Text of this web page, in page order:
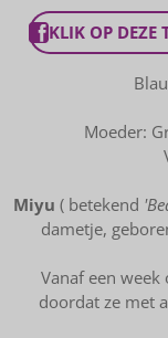
KLIK OP DEZE
Moeder:
Miyu ( betekend
dametje,
Vanaf een
doordat ze met